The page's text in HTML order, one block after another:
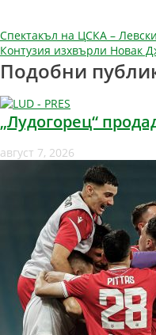
Навигация
Спектакъл на ЦСКА –
Контузия изхвърли Новак
Подобни
„Лудогорец“
август 7, 2026